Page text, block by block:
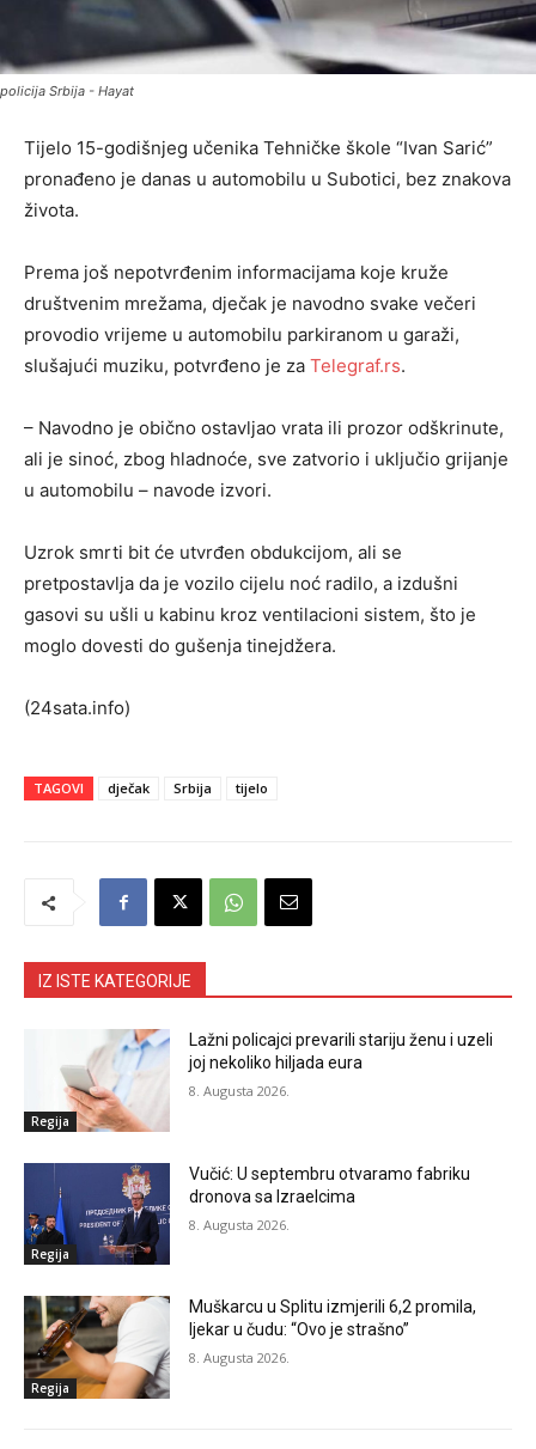
policija Srbija - Hayat
Tijelo 15-godišnjeg učenika Tehničke škole “Ivan Sarić”
pronađeno je danas u automobilu u Subotici, bez znakova
života.
Prema još nepotvrđenim informacijama koje kruže
društvenim mrežama, dječak je navodno svake večeri
provodio vrijeme u automobilu parkiranom u garaži,
slušajući muziku, potvrđeno je za Telegraf.rs.
– Navodno je obično ostavljao vrata ili prozor odškrinute,
ali je sinoć, zbog hladnoće, sve zatvorio i uključio grijanje
u automobilu – navode izvori.
Uzrok smrti bit će utvrđen obdukcijom, ali se
pretpostavlja da je vozilo cijelu noć radilo, a izdušni
gasovi su ušli u kabinu kroz ventilacioni sistem, što je
moglo dovesti do gušenja tinejdžera.
(24sata.info)
TAGOVI dječak Srbija tijelo
IZ ISTE KATEGORIJE
Regija
Lažni policajci prevarili stariju ženu i uzeli
joj nekoliko hiljada eura
8. Augusta 2026.
Regija
Vučić: U septembru otvaramo fabriku
dronova sa Izraelcima
8. Augusta 2026.
Regija
Muškarcu u Splitu izmjerili 6,2 promila,
ljekar u čudu: “Ovo je strašno”
8. Augusta 2026.